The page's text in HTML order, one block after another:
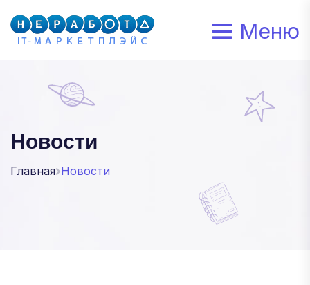
Меню
Новости
Главная Новости